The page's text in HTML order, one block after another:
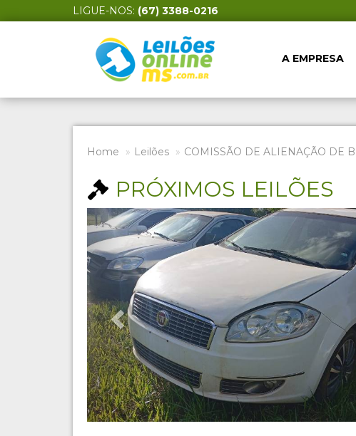
LIGUE-NOS: (67) 3388-0216
A EMPRESA
Home Leilões COMISSÃO DE ALIENAÇÃO DE
PRÓXIMOS LEILÕES
Previous